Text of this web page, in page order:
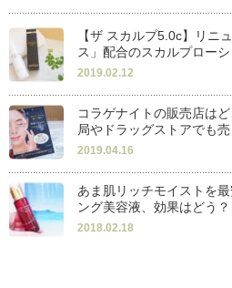
【ザ スカルプ5.0c】リニ
ス」配合のスカルプロー
2019.02.12
コラゲナイトの販売店は
局やドラッグストアでも売
2019.04.16
あま肌リッチモイストを
ング美容液、効果はどう？
2018.02.18